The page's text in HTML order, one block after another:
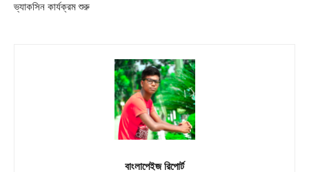
ভ্যাকসিন কার্যক্রম শুরু
বাংলাপেইজ রিপোর্ট